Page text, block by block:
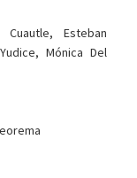
Esteban
Mónica Del